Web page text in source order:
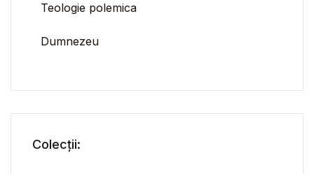
Teologie polemica
Dumnezeu
Colecții: